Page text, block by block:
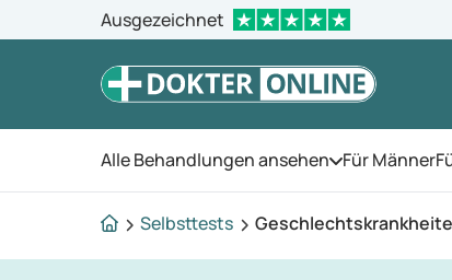
Ausgezeichnet
Alle Behandlungen ansehen Öffnen Sie
Für Männer
Selbsttests